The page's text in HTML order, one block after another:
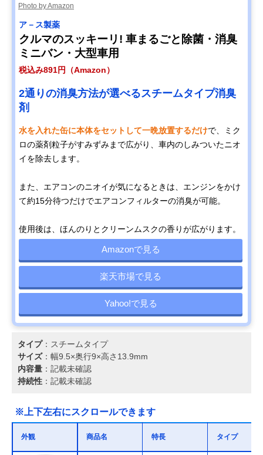
Photo by Amazon
ア－ス製薬
クルマのスッキーリ! 車まるごと除菌・消臭
ミニバン・大型車用
税込み891円（Amazon）
2通りの消臭方法が選べるスチームタイプ消臭
剤
水を入れた缶に本体をセットして一晩放置するだけで、ミク
ロの薬剤粒子がすみずみまで広がり、車内のしみついたニオ
イを除去します。
また、エアコンのニオイが気になるときは、エンジンをかけ
て約15分待つだけでエアコンフィルターの消臭が可能。
使用後は、ほんのりとクリーンムスクの香りが広がります。
Amazonで見る
楽天市場で見る
Yahoo!で見る
タイプ：スチームタイプ
サイズ：幅9.5×奥行9×高さ13.9mm
内容量 ：記載未確認
持続性 ：記載未確認
※上下左右にスクロールできます
外観 商品名 特長 タイプ